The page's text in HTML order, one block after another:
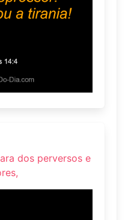
dos perversos e